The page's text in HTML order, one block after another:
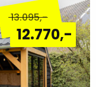
13.095,-
12.770,-